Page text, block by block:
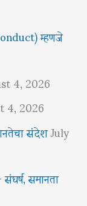
म्हणजे
4, 2026
4, 2026
संदेशJuly
समानता